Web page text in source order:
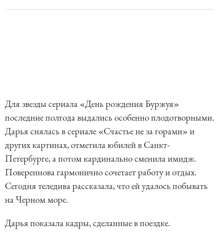
Для звезды сериала «День рождения Буржуя»
последние полгода выдались особенно плодотворными.
Дарья снялась в сериале «Счастье не за горами» и
других картинах, отметила юбилей в Санкт-
Петербурге, а потом кардинально сменила имидж.
Повереннова гармонично сочетает работу и отдых.
Сегодня теледива рассказала, что ей удалось побывать
на Черном море.
Дарья показала кадры, сделанные в поездке.